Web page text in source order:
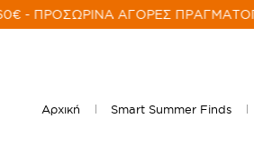
ΠΡΟΣΩΡΙΝΑ ΑΓΟΡΕΣ
Αρχική Smart Summer Finds